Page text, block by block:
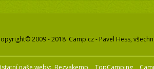
2009 - 2018 Camp.cz - Pavel Hess,